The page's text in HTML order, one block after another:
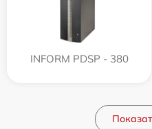
INFORM PDSP - 380